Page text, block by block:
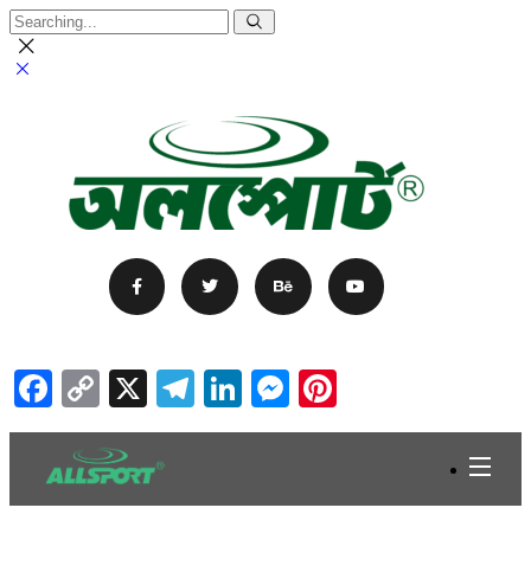
Facebook
Copy
Link
X Telegram
LinkedIn
Messenger